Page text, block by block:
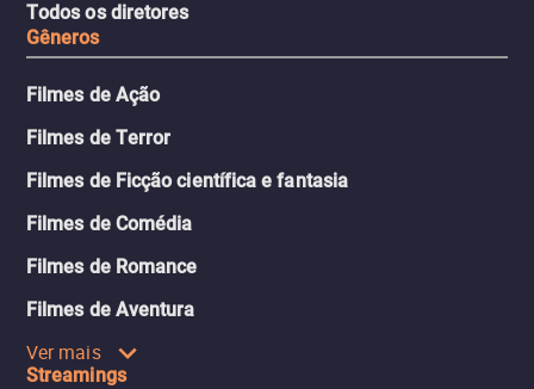
Todos os diretores
Gêneros
Filmes de Ação
Filmes de Terror
Filmes de Ficção científica e fantasia
Filmes de Comédia
Filmes de Romance
Filmes de Aventura
Ver mais
Streamings